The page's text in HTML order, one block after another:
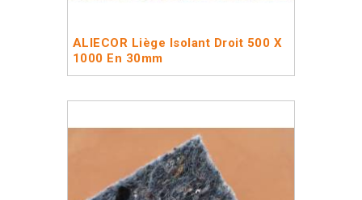
ALIECOR Liège Isolant Droit 500 X
1000 En 30mm